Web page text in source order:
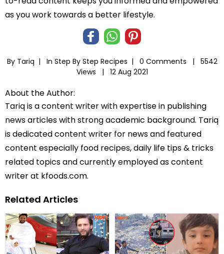
as you work towards a better lifestyle.
By Tariq | In Step By Step Recipes | 0 Comments |
5542
Views |
12 Aug 2021
About the Author:
Tariq is a content writer with expertise in publishing
news articles with strong academic background. Tariq
is dedicated content writer for news and featured
content especially food recipes, daily life tips & tricks
related topics and currently employed as content
writer at kfoods.com.
Related Articles